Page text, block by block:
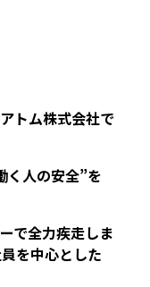
トム株式会社で
く人の安全”を
で全力疾走しま
を中心とした